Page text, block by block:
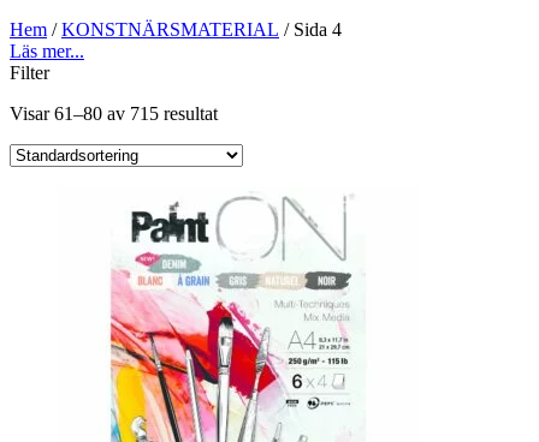
Hem /KONSTNÄRSMATERIAL / Sida 4
Läs mer...
Filter
Visar 61–80 av 715 resultat